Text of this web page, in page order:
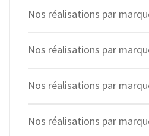
Nos réalisations par
Nos réalisations par
Nos réalisations par
Nos réalisations par